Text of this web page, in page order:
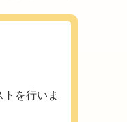
を行いま